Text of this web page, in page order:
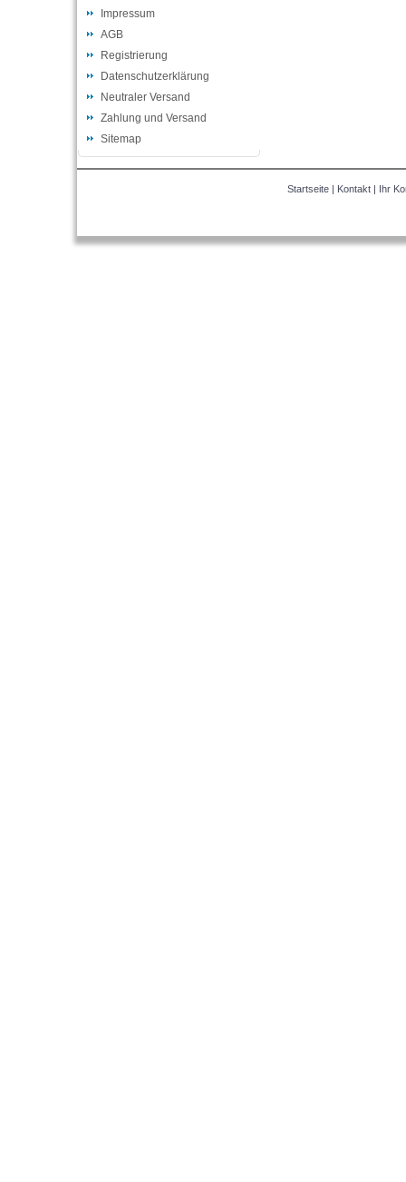
Impressum
AGB
Registrierung
Datenschutzerklärung
Neutraler Versand
Zahlung und Versand
Sitemap
Startseite | Kontakt | Ihr